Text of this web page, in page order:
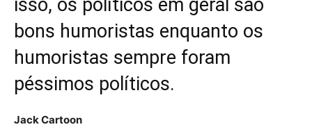
isso, os políticos em geral são
bons humoristas enquanto os
humoristas sempre foram
péssimos políticos.
Jack Cartoon